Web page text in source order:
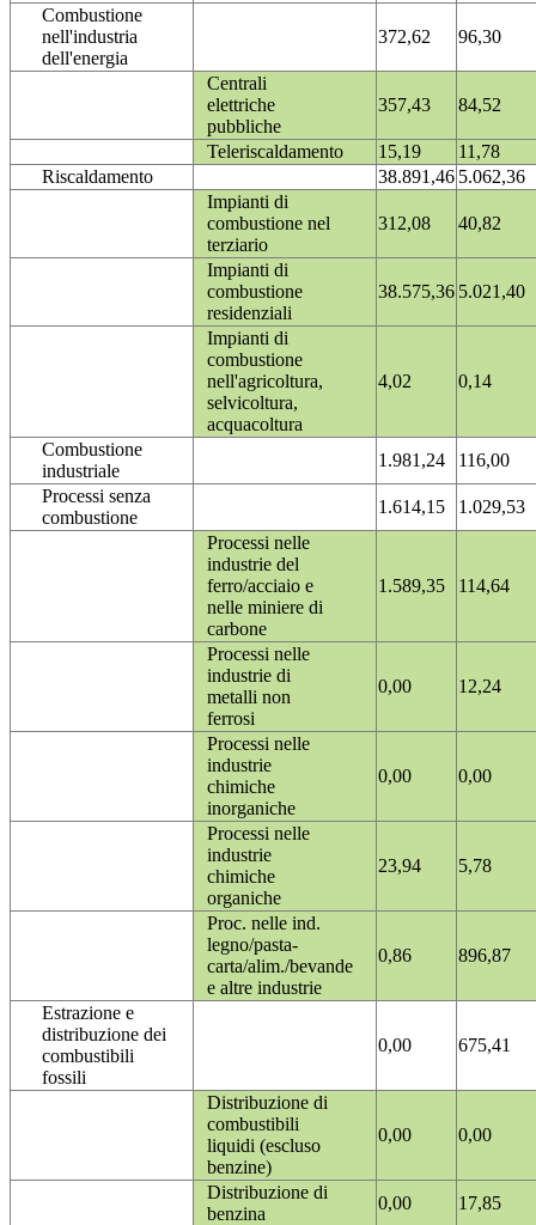
Combustione
nell'industria
dell'energia
372,62 96,30
Centrali
elettriche
pubbliche
357,43 84,52
Teleriscaldamento 15,19
11,78
Riscaldamento
38.891,46 5.062,36
Impianti di
combustione nel
terziario
312,08 40,82
Impianti di
combustione
residenziali
38.575,36 5.021,40
Impianti di
combustione
nell'agricoltura,
selvicoltura,
acquacoltura
4,02 0,14
Combustione
industriale
1.981,24
116,00
Processi senza
combustione
1.614,15
1.029,53
Processi nelle
industrie del
ferro/acciaio e
nelle miniere di
carbone
1.589,35 114,64
Processi nelle
industrie di
metalli non
ferrosi
0,00 12,24
Processi nelle
industrie
chimiche
inorganiche
0,00 0,00
Processi nelle
industrie
chimiche
organiche
23,94 5,78
Proc. nelle ind.
legno/pasta-
carta/alim./bevande
e altre industrie
0,86 896,87
Estrazione e
distribuzione dei
combustibili
fossili
0,00 675,41
Distribuzione di
combustibili
liquidi (escluso
benzine)
0,00 0,00
Distribuzione di
benzina
0,00
17,85